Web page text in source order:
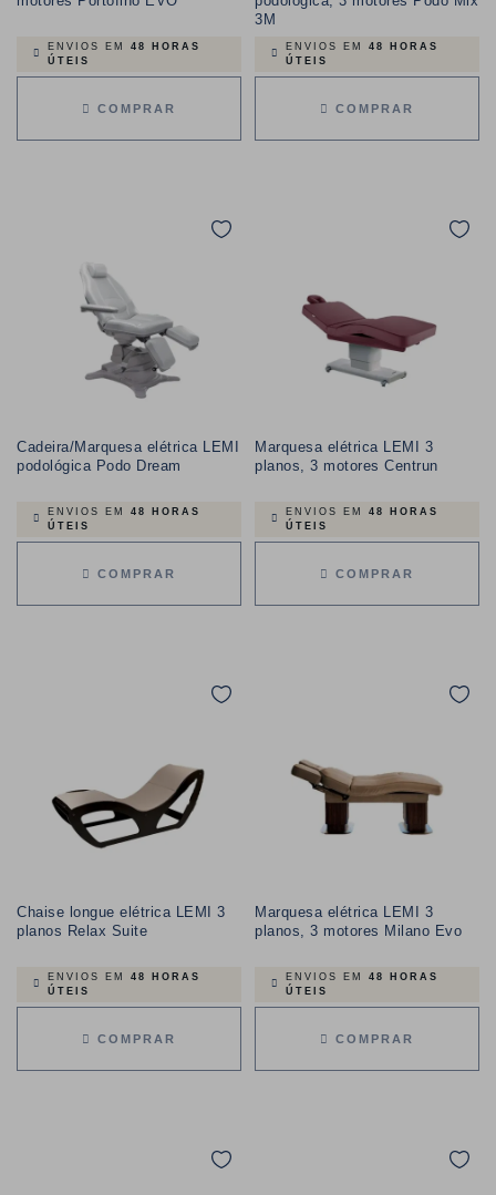
ENVIOS EM 48 HORAS
ÚTEIS
COMPRAR
3M
ENVIOS EM 48 HORAS
ÚTEIS
COMPRAR
Cadeira/Marquesa elétrica LEMI
podológica Podo Dream
ENVIOS EM 48 HORAS
ÚTEIS
COMPRAR
Marquesa elétrica LEMI 3
planos, 3 motores Centrun
ENVIOS EM 48 HORAS
ÚTEIS
COMPRAR
Chaise longue elétrica LEMI 3
planos Relax Suite
ENVIOS EM 48 HORAS
ÚTEIS
COMPRAR
Marquesa elétrica LEMI 3
planos, 3 motores Milano Evo
ENVIOS EM 48 HORAS
ÚTEIS
COMPRAR